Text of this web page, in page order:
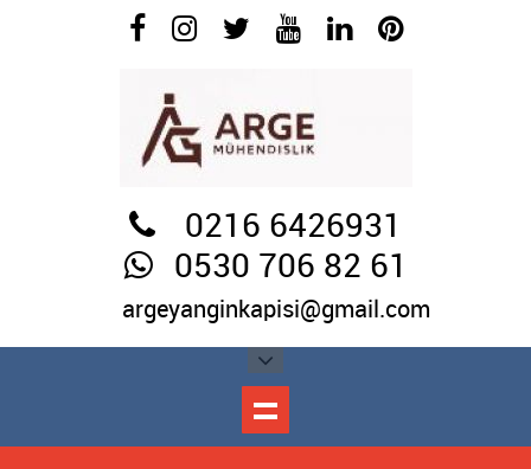
0216 6426931
0530 706 82 61
argeyanginkapisi@gmail.com